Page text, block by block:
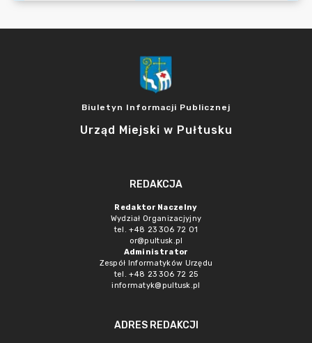
Biuletyn Informacji Publicznej
Urząd Miejski w Pułtusku
REDAKCJA
Redaktor Naczelny
Wydział Organizacjyjny
tel. +48 23 306 72 01
or@pultusk.pl
Administrator
Zespół Informatyków Urzędu
tel. +48 23 306 72 25
informatyk@pultusk.pl
ADRES REDAKCJI